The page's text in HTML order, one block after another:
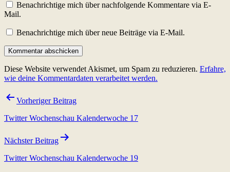
Benachrichtige mich über nachfolgende Kommentare via E-
Mail.
Benachrichtige mich über neue Beiträge via E-Mail.
Diese Website verwendet Akismet, um Spam zu reduzieren. Erfahre,
wie deine Kommentardaten verarbeitet werden.
Beitragsnavigation
Vorheriger Beitrag
Twitter Wochenschau Kalenderwoche 17
Nächster Beitrag
Twitter Wochenschau Kalenderwoche 19